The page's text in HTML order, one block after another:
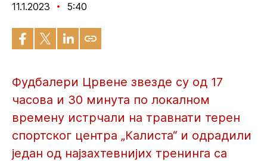
11.1.2023 5:40
Фудбалери Црвене звезде су од 17
часова и 30 минута по локалном
времену истрчали на травнати терен
спортског центра „Калиста“ и одрадили
један од најзахтевнијих тренинга са